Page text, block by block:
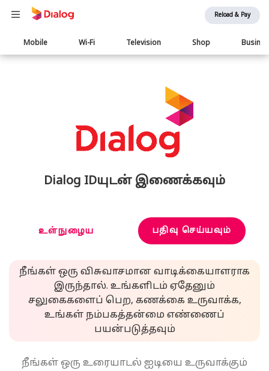
Reload & Pay
Main
navigation
Mobile Wi-Fi Television Shop
Dialog IDயுடன் இணைக்கவும்
உள்நுழைய பதிவு செய்யவும்
நீங்கள் ஒரு விசுவாசமான வாடிக்கையாளராக
இருந்தால். உங்களிடம் ஏதேனும்
சலுகைகளைப் பெற, கணக்கை உருவாக்க,
உங்கள் நம்பகத்தன்மை எண்ணைப்
பயன்படுத்தவும்
நீங்கள் ஒரு உரையாடல் ஐடியை உருவாக்கும்